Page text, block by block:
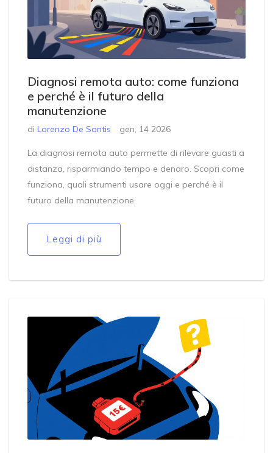
Diagnosi remota auto: come funziona
e perché è il futuro della
manutenzione
di Lorenzo De Santis gen, 14 2026
La diagnosi remota auto permette di rilevare guasti a
distanza, risparmiando tempo e denaro. Scopri come
funziona, quali strumenti usare oggi e perché è il
futuro della manutenzione.
Leggi di più